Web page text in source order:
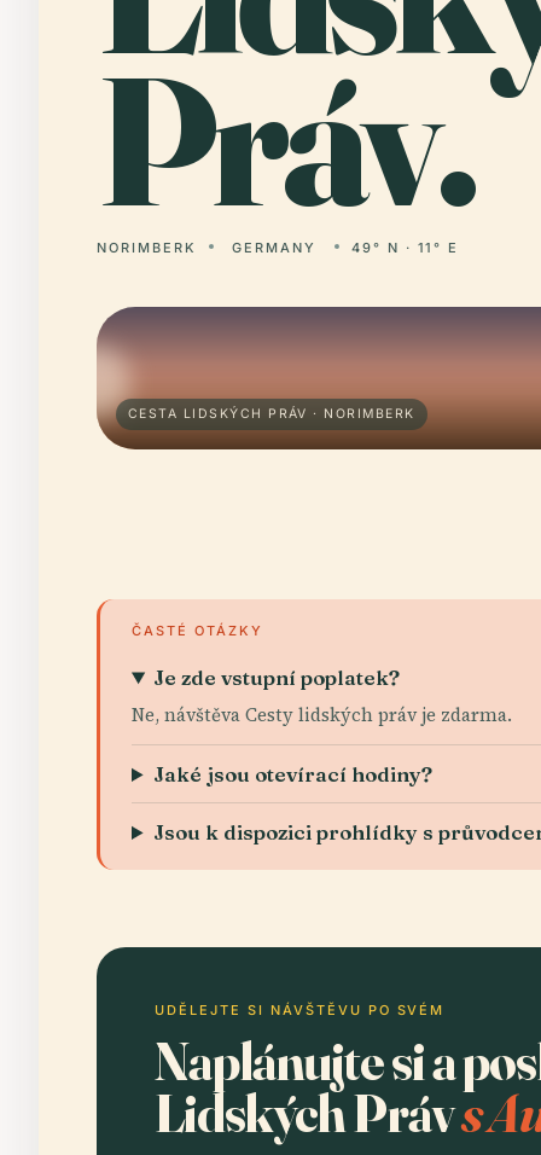
Práv.
NORIMBERK GERMANY 49° N · 11° E
CESTA LIDSKÝCH PRÁV · NORIMBERK
ČASTÉ OTÁZKY
Je zde vstupní poplatek?
Ne, návštěva Cesty lidských práv je zdarma.
Jaké jsou otevírací hodiny?
Jsou k dispozici prohlídky s
UDĚLEJTE SI NÁVŠTĚVU PO SVÉM
Naplánujte si a
Lidských Právs